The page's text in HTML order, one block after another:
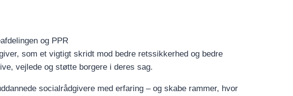
og PPR
som et vigtigt skridt mod bedre retssikkerhed og bedre
vejlede og støtte borgere i deres sag.
socialrådgivere med erfaring – og skabe rammer, hvor